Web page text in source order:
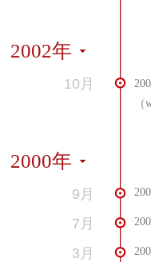
2002年
10月
2000年
9月
7月
3月